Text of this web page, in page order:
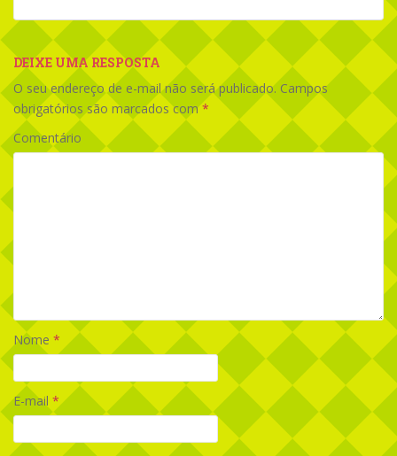
DEIXE UMA RESPOSTA
O seu endereço de e-mail não será publicado.Campos
obrigatórios são marcados com*
Comentário
Nome *
E-mail *